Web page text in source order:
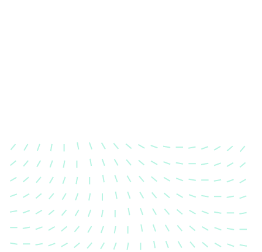
Karosserievermessung
Unsere exakte Karosserievermessung stellt sicher,
dass Ihre Fahrzeugkarosserie nach einem Unfall